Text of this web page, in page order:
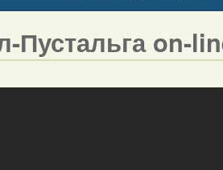
Пустальга on-